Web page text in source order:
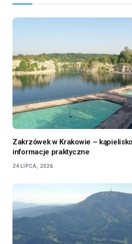
Zakrzówek w Krakowie –
informacje praktyczne
24 LIPCA, 2026